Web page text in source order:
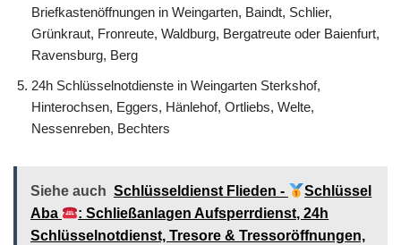
Briefkastenöffnungen in Weingarten, Baindt, Schlier,
Grünkraut, Fronreute, Waldburg, Bergatreute oder Baienfurt,
Ravensburg, Berg
24h Schlüsselnotdienste in Weingarten Sterkshof,
Hinterochsen, Eggers, Hänlehof, Ortliebs, Welte,
Nessenreben, Bechters
Siehe auch Schlüsseldienst Flieden -
Schlüssel
Aba
: Schließanlagen Aufsperrdienst, 24h
Schlüsselnotdienst, Tresore & Tressoröffnungen,